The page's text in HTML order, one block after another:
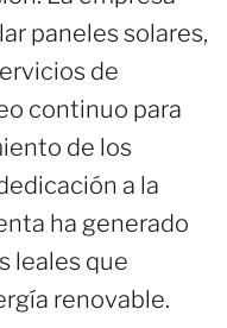
paneles solares,
de
continuo para
de los
a la
ha generado
leales que
renovable.